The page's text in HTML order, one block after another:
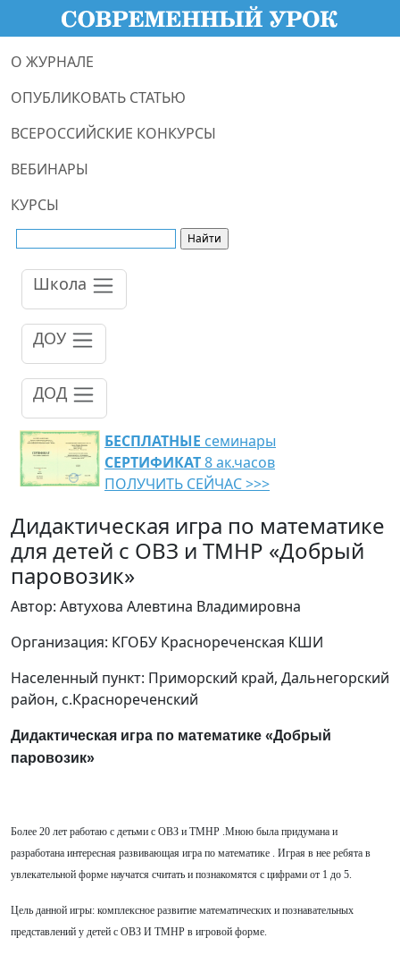
О ЖУРНАЛЕ
ОПУБЛИКОВАТЬ СТАТЬЮ
ВСЕРОССИЙСКИЕ КОНКУРСЫ
ВЕБИНАРЫ
КУРСЫ
Школа
ДОУ
ДОД
БЕСПЛАТНЫЕ семинары
СЕРТИФИКАТ8 ак.часов
ПОЛУЧИТЬ СЕЙЧАС >>>
Дидактическая игра по математике
для детей с ОВЗ и ТМНР «Добрый
паровозик»
Автор: Автухова Алевтина Владимировна
Организация: КГОБУ Краснореченская КШИ
Населенный пункт: Приморский край, Дальнегорский
район, с.Краснореченский
Дидактическая игра по математике «Добрый
паровозик»
Более 20 лет работаю с детьми с ОВЗ и ТМНР .Мною была придумана и
разработана интересная развивающая игра по математике . Играя в нее ребята в
увлекательной форме научатся считать и познакомятся с цифрами от 1 до 5.
Цель данной игры: комплексное развитие математических и познавательных
представлений у детей с ОВЗ И ТМНР в игровой форме.